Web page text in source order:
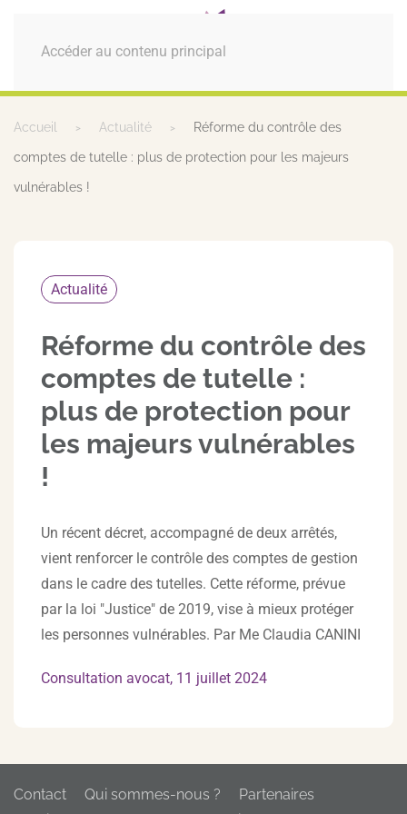
Accéder au contenu principal
MENU
Accueil Actualité Réforme du contrôle des
comptes de tutelle : plus de protection pour les majeurs
vulnérables !
Actualité
Réforme du contrôle des
comptes de tutelle :
plus de protection pour
les majeurs vulnérables
!
Un récent décret, accompagné de deux arrêtés,
vient renforcer le contrôle des comptes de gestion
dans le cadre des tutelles. Cette réforme, prévue
par la loi "Justice" de 2019, vise à mieux protéger
les personnes vulnérables. Par Me Claudia CANINI
Consultation avocat, 11 juillet 2024
Contact Qui sommes-nous ?
Partenaires